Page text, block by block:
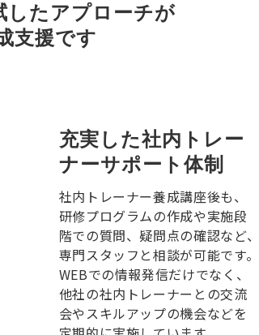
したアプローチが
支援です
充実した社内トレー
ナーサポート体制
社内トレーナー養成講座後も、
研修プログラムの作成や実施段
階での質問、疑問点の確認など、
専門スタッフと相談が可能です。
WEBでの情報発信だけでなく、
他社の社内トレーナーとの交流
会やスキルアップの機会などを